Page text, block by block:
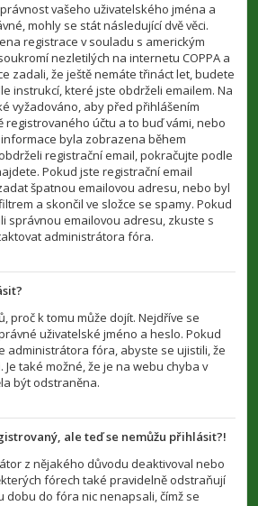
vašeho uživatelského jména a
mohly se stát následující dvě věci.
registrace v souladu s americkým
nezletilých na internetu COPPA a
zadali, že ještě nemáte třináct let, budete
instrukcí, které jste obdrželi emailem. Na
vyžadováno, aby před přihlášením
registrovaného účtu a to buď vámi, nebo
byla zobrazena během
registrační email, pokračujte podle
Pokud jste registrační email
špatnou emailovou adresu, nebo byl
a skončil ve složce se spamy. Pokud
správnou emailovou adresu, zkuste s
administrátora fóra.
proč k tomu může dojít. Nejdříve se
uživatelské jméno a heslo. Pokud
administrátora fóra, abyste se ujistili, že
také možné, že je na webu chyba v
být odstraněna.
ale teď se nemůžu přihlásit?!
z nějakého důvodu deaktivoval nebo
fórech také pravidelně odstraňují
dobu do fóra nic nenapsali, čímž se